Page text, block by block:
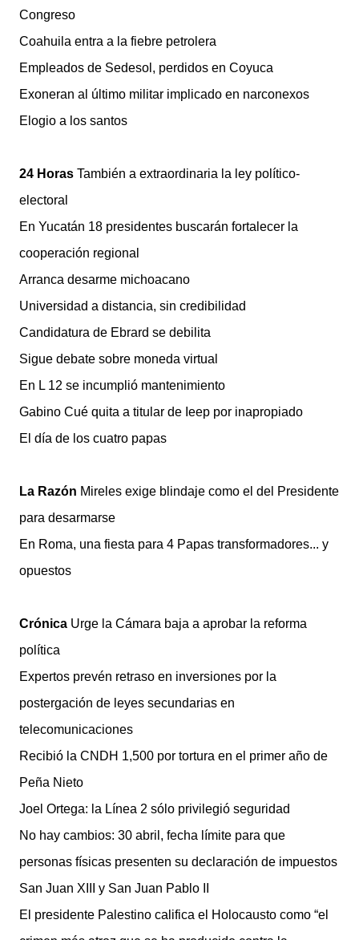
Congreso
Coahuila entra a la fiebre petrolera
Empleados de Sedesol, perdidos en Coyuca
Exoneran al último militar implicado en narconexos
Elogio a los santos
24 Horas También a extraordinaria la ley político-
electoral
En Yucatán 18 presidentes buscarán fortalecer la
cooperación regional
Arranca desarme michoacano
Universidad a distancia, sin credibilidad
Candidatura de Ebrard se debilita
Sigue debate sobre moneda virtual
En L 12 se incumplió mantenimiento
Gabino Cué quita a titular de Ieep por inapropiado
El día de los cuatro papas
La Razón Mireles exige blindaje como el del Presidente
para desarmarse
En Roma, una fiesta para 4 Papas transformadores... y
opuestos
Crónica Urge la Cámara baja a aprobar la reforma
política
Expertos prevén retraso en inversiones por la
postergación de leyes secundarias en
telecomunicaciones
Recibió la CNDH 1,500 por tortura en el primer año de
Peña Nieto
Joel Ortega: la Línea 2 sólo privilegió seguridad
No hay cambios: 30 abril, fecha límite para que
personas físicas presenten su declaración de impuestos
San Juan XIII y San Juan Pablo II
El presidente Palestino califica el Holocausto como “el